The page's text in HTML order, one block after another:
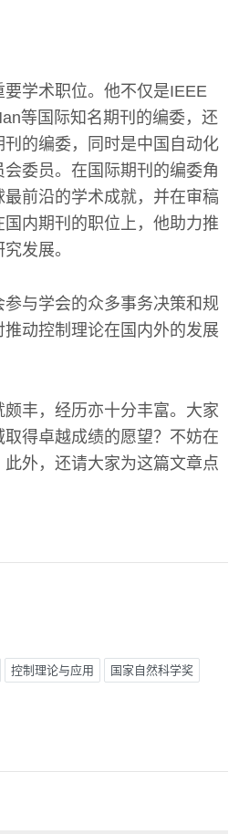
学术职位。他不仅是IEEE
等国际知名期刊的编委，还
的编委，同时是中国自动化
委员。在国际期刊的编委角
前沿的学术成就，并在审稿
内期刊的职位上，他助力推
发展。
与学会的众多事务决策和规
动控制理论在国内外的发展
丰，经历亦十分丰富。大家
得卓越成绩的愿望？不妨在
外，还请大家为这篇文章点
控制理论与应用 国家自然科学奖